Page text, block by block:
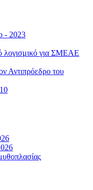
- 2023
λογισμικό για ΣΜΕΑΕ
Αντιπρόεδρο του